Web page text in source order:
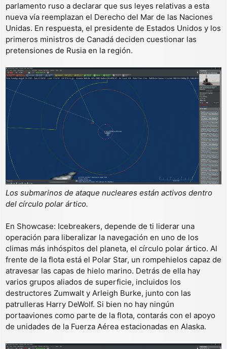
parlamento ruso a declarar que sus leyes relativas a esta
nueva vía reemplazan el Derecho del Mar de las Naciones
Unidas. En respuesta, el presidente de Estados Unidos y los
primeros ministros de Canadá deciden cuestionar las
pretensiones de Rusia en la región.
Los submarinos de ataque nucleares están activos dentro
del círculo polar ártico.
En Showcase: Icebreakers, depende de ti liderar una
operación para liberalizar la navegación en uno de los
climas más inhóspitos del planeta, el círculo polar ártico. Al
frente de la flota está el Polar Star, un rompehielos capaz de
atravesar las capas de hielo marino. Detrás de ella hay
varios grupos aliados de superficie, incluidos los
destructores Zumwalt y Arleigh Burke, junto con las
patrulleras Harry DeWolf. Si bien no hay ningún
portaaviones como parte de la flota, contarás con el apoyo
de unidades de la Fuerza Aérea estacionadas en Alaska.